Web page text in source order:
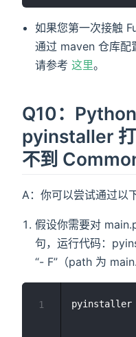
如果您第一次接触
通过 maven 仓库配
请参考这里。
Q10：
pyinstaller
不到
A：你可以尝试通过以
假设你需要对
句，运行代码：
“- F”（path 为
1